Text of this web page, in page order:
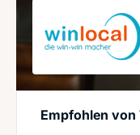
Empfohlen von